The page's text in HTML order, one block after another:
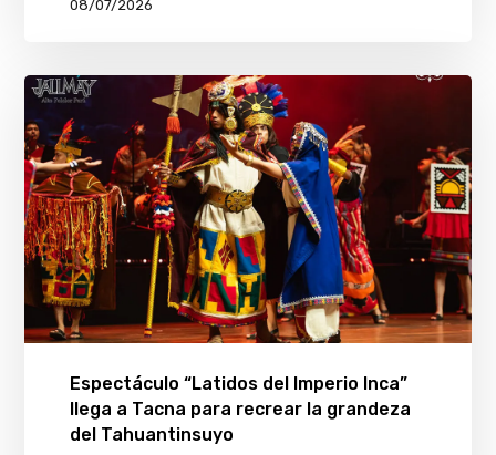
08/07/2026
Espectáculo “Latidos del Imperio Inca”
llega a Tacna para recrear la grandeza
del Tahuantinsuyo